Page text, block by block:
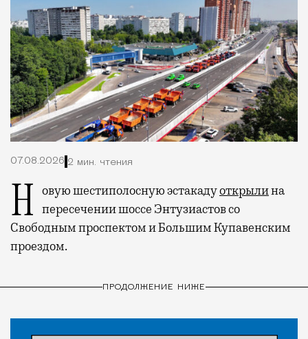
07.08.2026 2 мин. чтения
Новую шестиполосную эстакадуоткрылина
пересечении шоссе Энтузиастов со
Свободным проспектом и Большим Купавенским
проездом.
ПРОДОЛЖЕНИЕ НИЖЕ